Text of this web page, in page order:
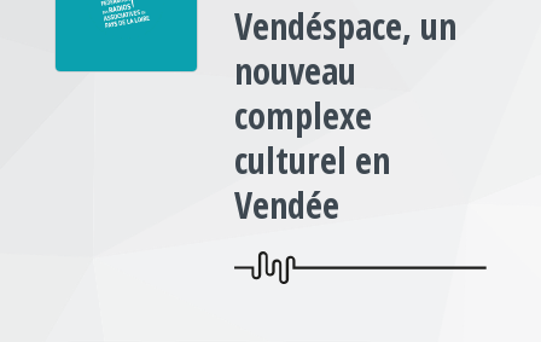
Vendéspace, un
nouveau
complexe
culturel en
Vendée